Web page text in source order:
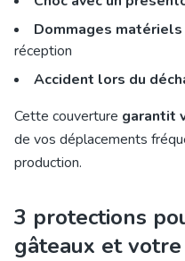
Dommages
réception
Accident lors du
Cette couverture garantit
de vos déplacements
production.
3 protections
gâteaux et